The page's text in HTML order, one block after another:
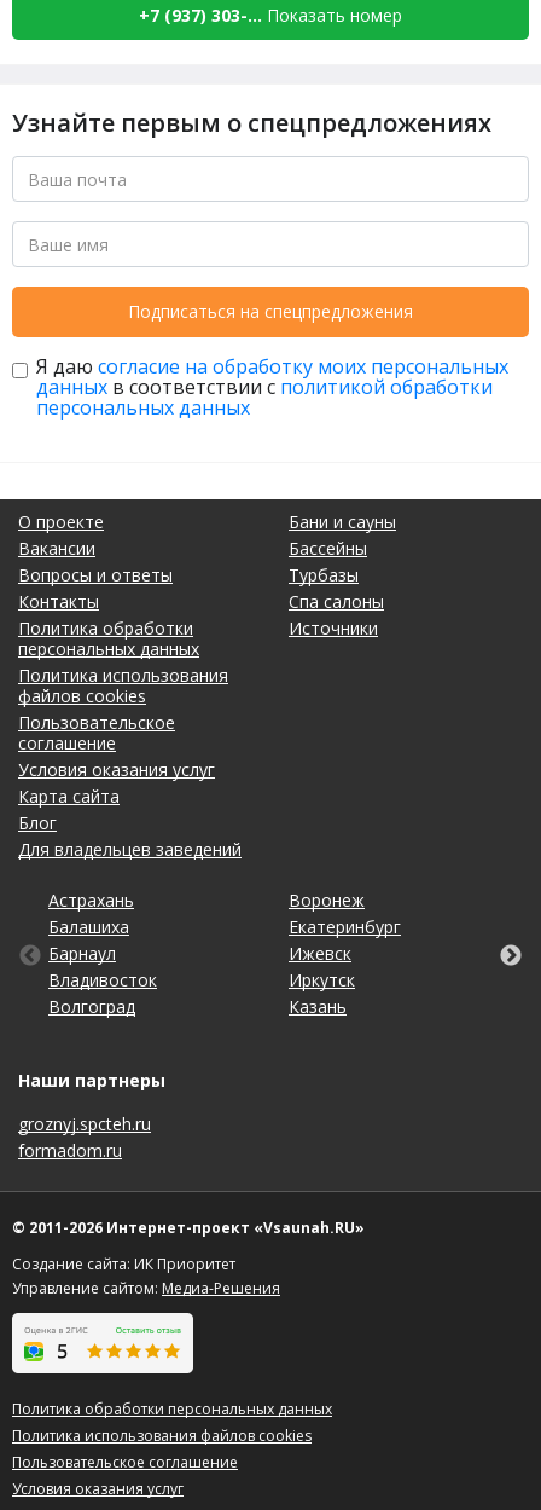
+7 (937) 303-... Показать номер
Узнайте первым о спецпредложениях
Подписаться на спецпредложения
Я даю согласие на обработку моих персональных
данных в соответствии с политикой обработки
персональных данных
О проекте
Вакансии
Вопросы и ответы
Контакты
Политика обработки
персональных данных
Политика использования
файлов cookies
Пользовательское
соглашение
Условия оказания услуг
Карта сайта
Блог
Для владельцев заведений
Бани и сауны
Бассейны
Турбазы
Спа салоны
Источники
Астрахань
Балашиха
Барнаул
Владивосток
Волгоград
Воронеж
Екатеринбург
Ижевск
Иркутск
Казань
Калининград
Кемерово
Киров
Краснодар
Красноярск
Липецк
Махачкала
Москва
Набережные Челны
Нижний Новгород
Новосибирск
Омск
Оренбург
Пенза
Пермь
Ростов-на-Дону
Рязань
Самара
Санкт-Петербург
Саратов
Ставрополь
Тольятти
Томск
Тула
Тюмень
Ульяновск
Уфа
Хабаровск
Чебоксары
Челябинск
Ярославль
Наши партнеры
groznyj.spcteh.ru
formadom.ru
© 2011-2026 Интернет-проект «Vsaunah.RU»
Создание сайта: ИК Приоритет
Управление сайтом: Медиа-Решения
Политика обработки персональных данных
Политика использования файлов cookies
Пользовательское соглашение
Условия оказания услуг